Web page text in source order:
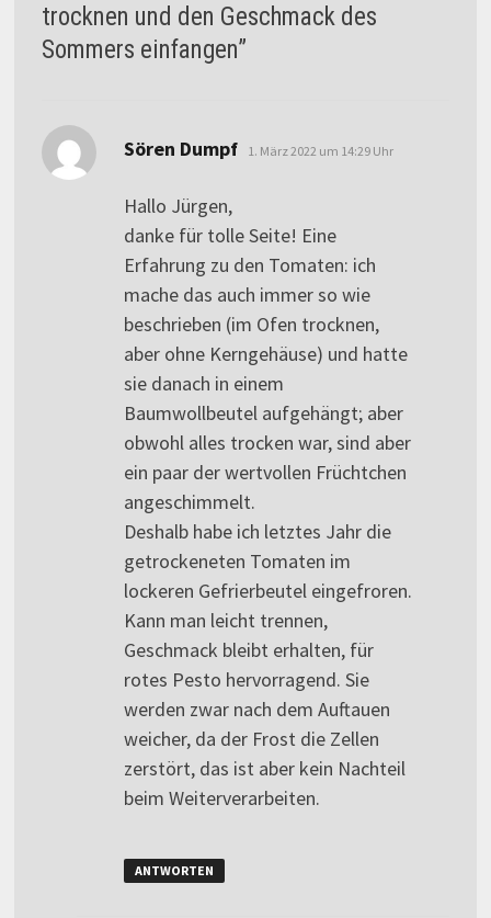
trocknen und den Geschmack des
Sommers einfangen”
Sören Dumpf sagt:
1. März 2022 um 14:29 Uhr
Hallo Jürgen,
danke für tolle Seite! Eine
Erfahrung zu den Tomaten: ich
mache das auch immer so wie
beschrieben (im Ofen trocknen,
aber ohne Kerngehäuse) und hatte
sie danach in einem
Baumwollbeutel aufgehängt; aber
obwohl alles trocken war, sind aber
ein paar der wertvollen Früchtchen
angeschimmelt.
Deshalb habe ich letztes Jahr die
getrockeneten Tomaten im
lockeren Gefrierbeutel eingefroren.
Kann man leicht trennen,
Geschmack bleibt erhalten, für
rotes Pesto hervorragend. Sie
werden zwar nach dem Auftauen
weicher, da der Frost die Zellen
zerstört, das ist aber kein Nachteil
beim Weiterverarbeiten.
ANTWORTEN